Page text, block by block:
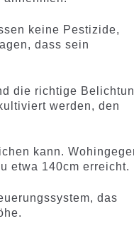
keine Pestizide,
dass sein
die richtige
werden, den
kann.
etwa 140cm erreicht.
das